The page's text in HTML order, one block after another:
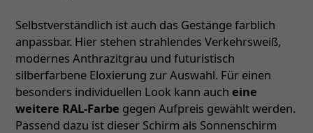
Selbstverständlich ist auch das Gestänge farblich
anpassbar. Hier stehen strahlendes Verkehrsweiß,
modernes Anthrazitgrau und futuristisch
silberfarbene Eloxierung zur Auswahl. Für einen
besonders individuellen Look kann auch eine
weitere RAL-Farbe gegen Aufpreis gewählt werden.
Passend dazu ist dieser Schirm als Sonnenschirm